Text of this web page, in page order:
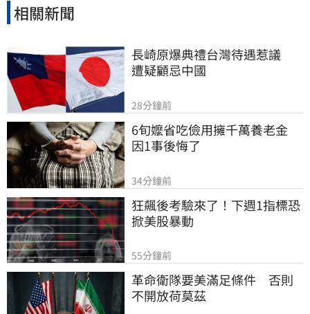
相關新聞
長崎原爆典禮台灣待遇惹議
遭疑顧忌中國
28分鐘前
6旬嬤省吃儉用擁千萬養老金
因1事後悔了
34分鐘前
狂飆後考驗來了！下週1指標恐
掀美股暴動
55分鐘前
革命衛隊要美滿足條件　否則
不開放荷莫茲